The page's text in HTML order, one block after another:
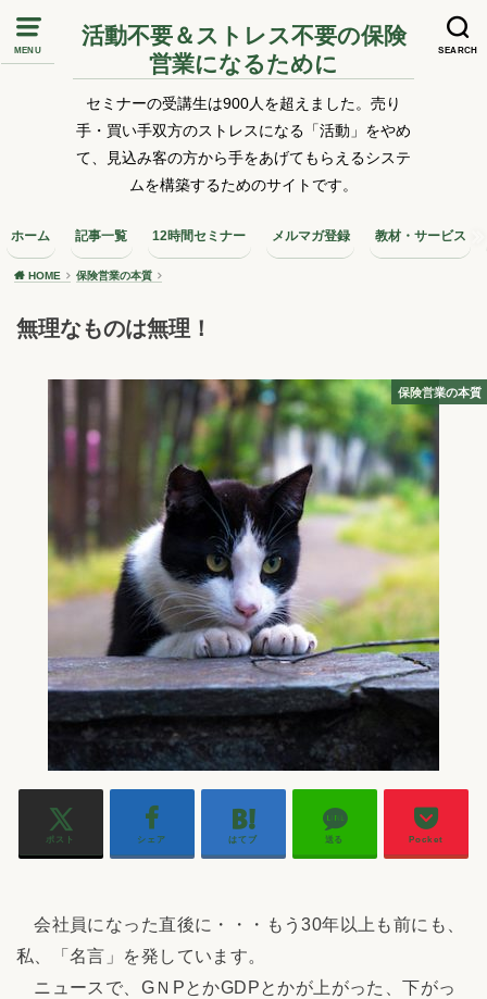
MENU SEARCH
活動不要＆ストレス不要の保険
営業になるために
セミナーの受講生は900人を超えました。売り
手・買い手双方のストレスになる「活動」をやめ
て、見込み客の方から手をあげてもらえるシステ
ムを構築するためのサイトです。
ホーム 記事一覧 12時間セミナー メルマガ登録 教材・サービス
HOME 保険営業の本質
無理なものは無理！
保険営業の本質
ポスト シェア はてブ 送る Pocket
会社員になった直後に・・・もう30年以上も前にも、
私、「名言」を発しています。
ニュースで、GＮPとかGDPとかが上がった、下がっ